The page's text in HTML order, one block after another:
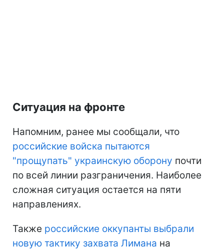
Ситуация на фронте
Напомним, ранее мы сообщали, что
российские войска пытаются
"прощупать" украинскую оборону почти
по всей линии разграничения. Наиболее
сложная ситуация остается на пяти
направлениях.
Также российские оккупанты выбрали
новую тактику захвата Лимана на